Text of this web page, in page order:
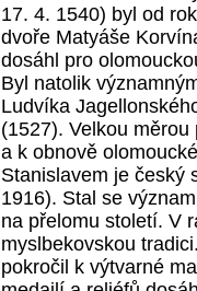
17. 4. 1540) byl od
dvoře Matyáše
dosáhl pro
Byl natolik
Ludvíka
(1527). Velkou
a k obnově
Stanislavem je český
1916). Stal se
na přelomu století. V
myslbekovskou
pokročil k výtvarné